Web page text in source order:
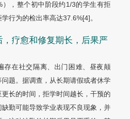
），整个初中阶段约1/3的学生有拒
行为的检出率高达37.6%[4]。
疗愈和修复期长，后果严
存在社交隔离、出门困难、昼夜颠
题。据调查，从长期请假或者休学
长的时间，拒学时间越长，干预的
勤可能导致学业表现不良现象，并